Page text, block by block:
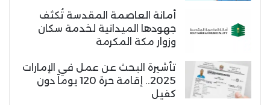
أمانة العاصمة المقدسة تُكثف
جهودها الميدانية لخدمة سكان
وزوار مكة المكرمة
تأشيرة البحث عن عمل في الإمارات
2025.. إقامة حرة 120 يوماً دون
كفيل